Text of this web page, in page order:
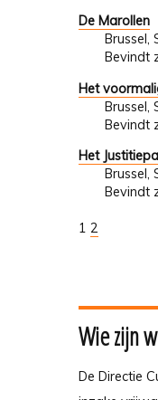
De Marollen
Brussel,
Bevindt
Het
Brussel,
Bevindt
Het
Brussel,
Bevindt
1 2
Wie zijn
De Directie